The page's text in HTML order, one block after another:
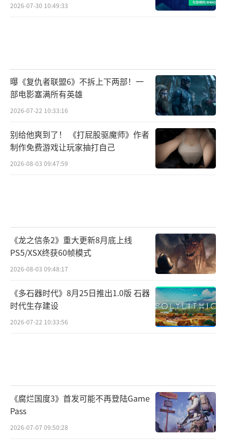
2026-07-30 10:49:33
曝《复仇者联盟6》不拆上下两部！一
部电影塞满所有英雄
2026-07-22 10:33:16
别给他爽到了！ 《打屁股驱魔师》作者
制作免费游戏让玩家抽打自己
2026-08-03 09:47:59
《龙之信条2》重大更新8月底上线
PS5/XSX终获60帧模式
2026-08-03 09:48:17
《多石器时代》8月25日推出1.0版 石器
时代生存建设
2026-07-22 10:33:56
《腐烂国度3》首发可能不再登陆Game
Pass
2026-07-07 09:50:28